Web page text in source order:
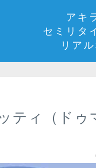
アキ
セミリタ
リア
ティ（ドゥ